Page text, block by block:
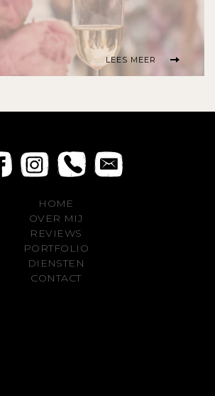
LEES MEER
HOME
OVER MIJ
REVIEWS
PORTFOLIO
DIENSTEN
CONTACT